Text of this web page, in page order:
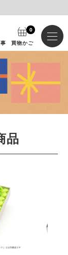
買物かご
0
品